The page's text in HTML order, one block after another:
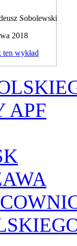
Sobolewski
2018
wykład
APF